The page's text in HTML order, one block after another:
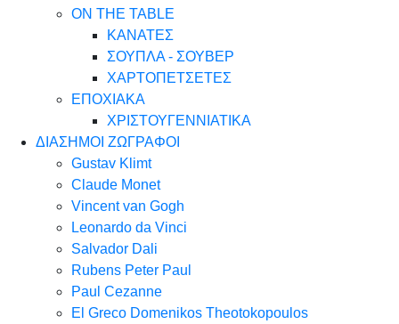
ON THE TABLE
ΚΑΝΑΤΕΣ
ΣΟΥΠΛΑ - ΣΟΥΒΕΡ
ΧΑΡΤΟΠΕΤΣΕΤΕΣ
ΕΠΟΧΙΑΚΑ
ΧΡΙΣΤΟΥΓΕΝΝΙΑΤΙΚΑ
ΔΙΑΣΗΜΟΙ ΖΩΓΡΑΦΟΙ
Gustav Klimt
Claude Monet
Vincent van Gogh
Leonardo da Vinci
Salvador Dali
Rubens Peter Paul
Paul Cezanne
El Greco Domenikos Theotokopoulos